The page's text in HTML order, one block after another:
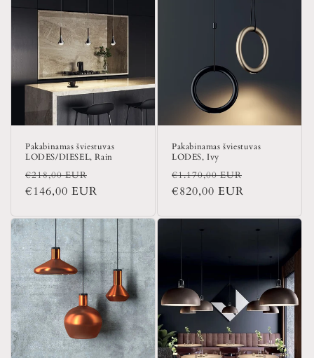
Pakabinamas šviestuvas
LODES/DIESEL, Rain
Įprasta
kaina
€218,00 EUR
kaina
€146,00 EUR
Pakabinamas šviestuvas
LODES, Ivy
Įprasta
kaina
€1.170,00 EUR
€820,00 EUR